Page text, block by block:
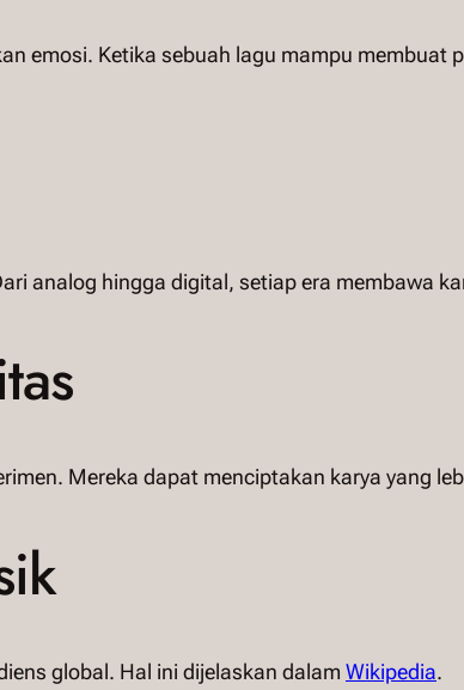
emosi. Ketika sebuah lagu mampu membuat
analog hingga digital, setiap era membawa
Mereka dapat menciptakan karya yang
global. Hal ini dijelaskan dalam Wikipedia.